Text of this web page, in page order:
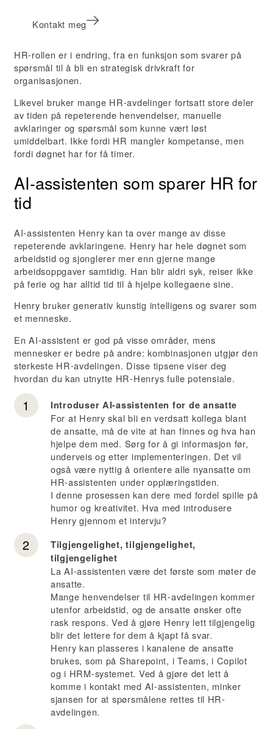
Kontakt meg
HR-rollen er i endring, fra en funksjon som svarer på
spørsmål til å bli en strategisk drivkraft for
organisasjonen.
Likevel bruker mange HR-avdelinger fortsatt store deler
av tiden på repeterende henvendelser, manuelle
avklaringer og spørsmål som kunne vært løst
umiddelbart. Ikke fordi HR mangler kompetanse, men
fordi døgnet har for få timer.
AI-assistenten som sparer HR for
tid
AI-assistenten Henry kan ta over mange av disse
repeterende avklaringene. Henry har hele døgnet som
arbeidstid og sjonglerer mer enn gjerne mange
arbeidsoppgaver samtidig. Han blir aldri syk, reiser ikke
på ferie og har alltid tid til å hjelpe kollegaene sine.
Henry bruker generativ kunstig intelligens og svarer som
et menneske.
En AI-assistent er god på visse områder, mens
mennesker er bedre på andre: kombinasjonen utgjør den
sterkeste HR-avdelingen. Disse tipsene viser deg
hvordan du kan utnytte HR-Henrys fulle potensiale.
Introduser AI-assistenten for de ansatte
For at Henry skal bli en verdsatt kollega blant
de ansatte, må de vite at han finnes og hva han
hjelpe dem med. Sørg for å gi informasjon før,
underveis og etter implementeringen. Det vil
også være nyttig å orientere alle nyansatte om
HR-assistenten under opplæringstiden.
I denne prosessen kan dere med fordel spille på
humor og kreativitet. Hva med introdusere
Henry gjennom et intervju?
Tilgjengelighet, tilgjengelighet,
tilgjengelighet
La AI-assistenten være det første som møter de
ansatte.
Mange henvendelser til HR-avdelingen kommer
utenfor arbeidstid, og de ansatte ønsker ofte
rask respons. Ved å gjøre Henry lett tilgjengelig
blir det lettere for dem å kjapt få svar.
Henry kan plasseres i kanalene de ansatte
brukes, som på Sharepoint, i Teams, i Copilot
og i HRM-systemet. Ved å gjøre det lett å
komme i kontakt med AI-assistenten, minker
sjansen for at spørsmålene rettes til HR-
avdelingen.